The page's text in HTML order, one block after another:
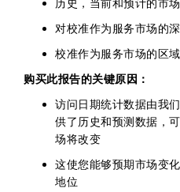
历史，当前和预计的市
对校准作为服务市场的
校准作为服务市场的区
购买此报告的关键原因：
访问日期统计数据由我
供了历史和预测数据，
场将改变
这使您能够预期市场变
地位